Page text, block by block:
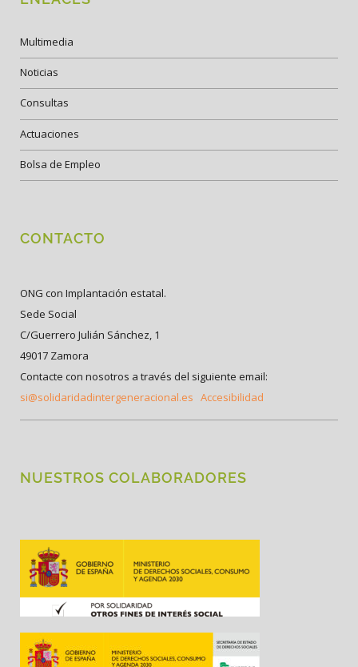
Multimedia
Noticias
Consultas
Actuaciones
Bolsa de Empleo
CONTACTO
ONG con Implantación estatal.
Sede Social
C/Guerrero Julián Sánchez, 1
49017 Zamora
Contacte con nosotros a través del siguiente email:
si@solidaridadintergeneracional.es Accesibilidad
NUESTROS COLABORADORES